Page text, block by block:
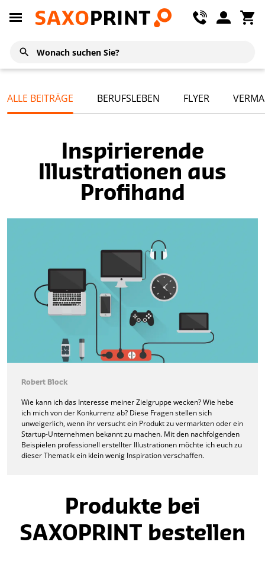
ALLE BEITRÄGE BERUFSLEBEN FLYER
Inspirierende
Illustrationen aus
Profihand
Robert Block
Wie kann ich das Interesse meiner Zielgruppe wecken? Wie hebe
ich mich von der Konkurrenz ab? Diese Fragen stellen sich
unweigerlich, wenn ihr versucht ein Produkt zu vermarkten oder ein
Startup-Unternehmen bekannt zu machen. Mit den nachfolgenden
Beispielen professionell erstellter Illustrationen möchte ich euch zu
dieser Thematik ein klein wenig Inspiration verschaffen.
Produkte bei
SAXOPRINT bestellen